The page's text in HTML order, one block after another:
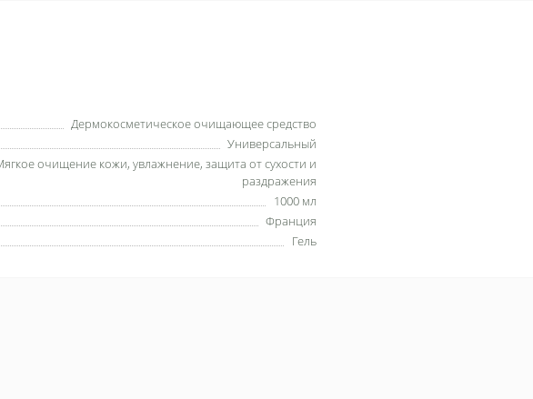
Дермокосметическое очищающее средство
Универсальный
очищение кожи, увлажнение, защита от сухости и
раздражения
1000 мл
Франция
Гель